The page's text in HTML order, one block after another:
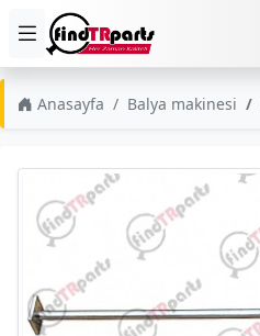
Anasayfa Balya makinesi